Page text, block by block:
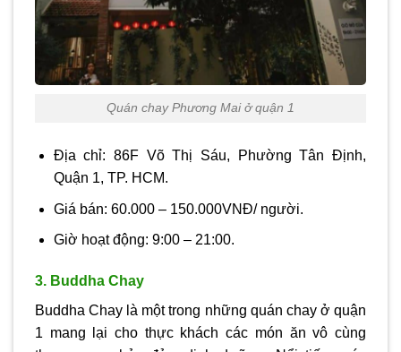
Quán chay Phương Mai ở quận 1
Địa chỉ: 86F Võ Thị Sáu, Phường Tân Định,
Quận 1, TP. HCM.
Giá bán: 60.000 – 150.000VNĐ/ người.
Giờ hoạt động: 9:00 – 21:00.
3. Buddha Chay
Buddha Chay là một trong những quán chay ở quận
1 mang lại cho thực khách các món ăn vô cùng